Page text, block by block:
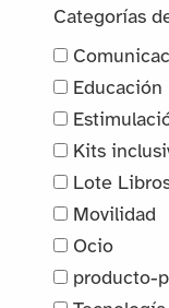
Categorías
Educación
Kits
Lote
Movilidad
Ocio
producto-